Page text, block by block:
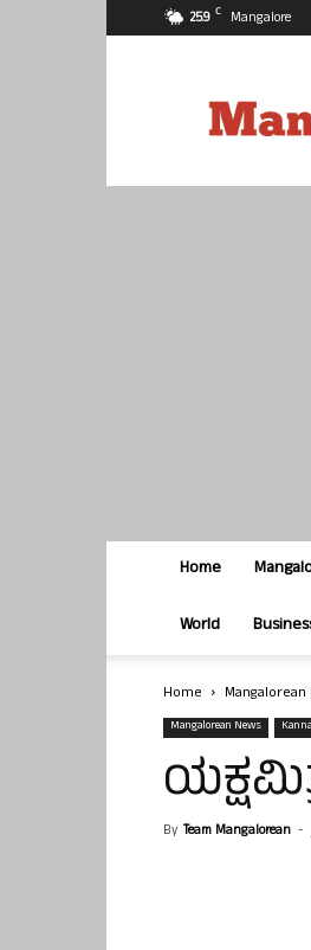
25.9 C Mangalore
Home
World
Home Mangalorean
Mangalorean News
By Team Mangalorean -